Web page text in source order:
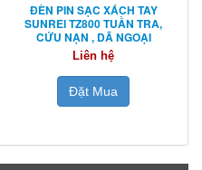
ĐÈN PIN SẠC XÁCH TAY
SUNREI TZ800 TUẦN TRA,
CỨU NẠN , DÃ NGOẠI
Liên hệ
Đặt Mua